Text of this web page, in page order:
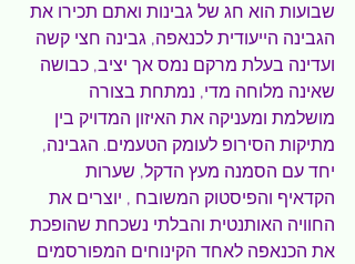
שבועות הוא חג של גבינות ואתם תכירו את
הגבינה הייעודית לכנאפה, גבינה חצי קשה
ועדינה בעלת מרקם נמס אך יציב, כבושה
שאינה מלוחה מדי, נמתחת בצורה
מושלמת ומעניקה את האיזון המדויק בין
מתיקות הסירופ לעומק הטעמים. הגבינה,
יחד עם הסמנה מעץ הדקל, שערות
הקדאיף והפיסטוק המשובח , יוצרים את
החוויה האותנטית והבלתי נשכחת שהופכת
את הכנאפה לאחד הקינוחים המפורסמים